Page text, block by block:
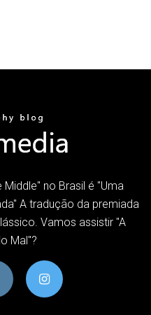
no Brasil é "Uma
A tradução da premiada
Vamos assistir "A
Mal"?